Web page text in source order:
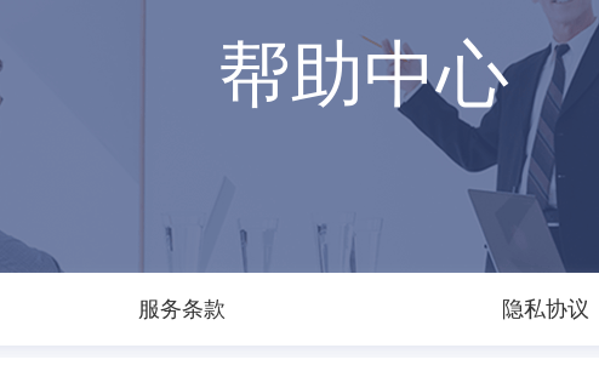
帮助中心
服务条款 隐私协议